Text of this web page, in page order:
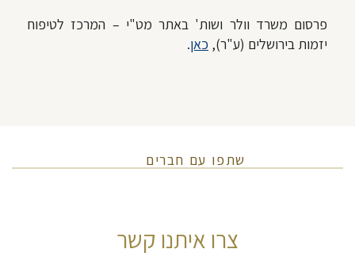
פרסום משרד וולר ושות' באתר מט"י – המרכז לטיפוח
יזמות בירושלים (ע"ר), כאן.
שתפו עם חברים
צרו איתנו קשר